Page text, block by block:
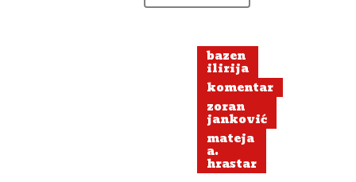
bazen
ilirija
komentar
zoran
janković
mateja
a.
hrastar